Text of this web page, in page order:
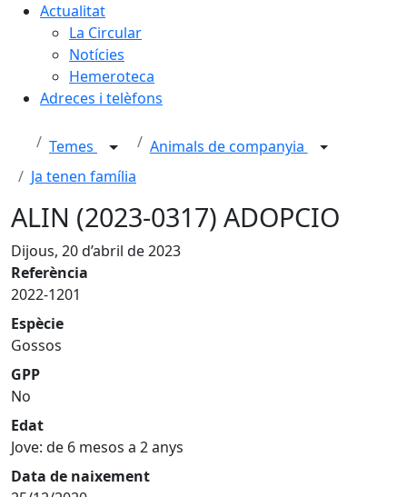
Actualitat
La Circular
Notícies
Hemeroteca
Adreces i telèfons
Temes
Animals de companyia
Ja tenen família
ALIN (2023-0317) ADOPCIO
Dijous, 20 d’abril de 2023
Referència
2022-1201
Espècie
Gossos
GPP
No
Edat
Jove: de 6 mesos a 2 anys
Data de naixement